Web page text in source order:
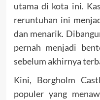
utama di kota ini.
reruntuhan ini
dan menarik.
pernah menjadi
sebelum akhirnya
Kini, Borgholm
populer yang